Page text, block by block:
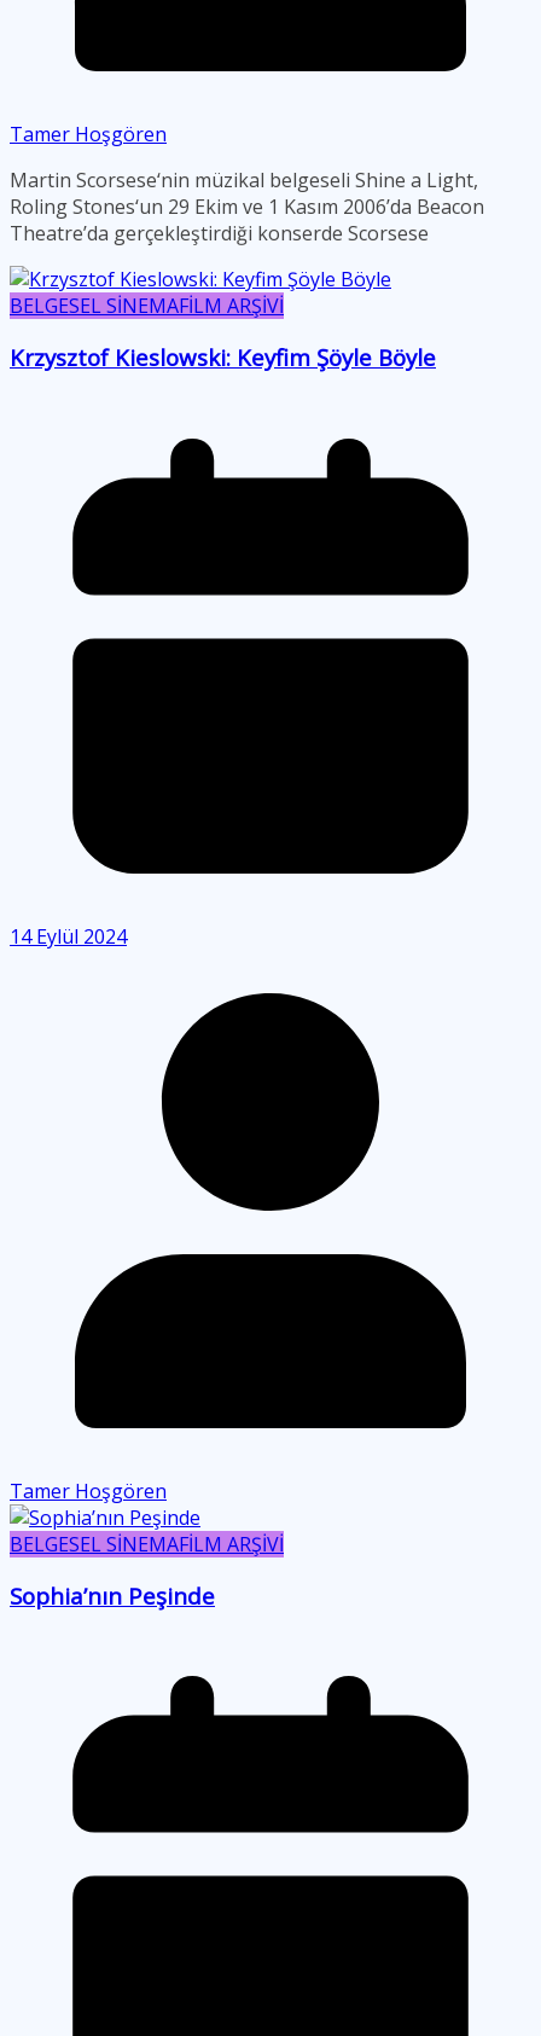
Tamer Hoşgören
Martin Scorsese‘nin müzikal belgeseli Shine a Light,
Roling Stones‘un 29 Ekim ve 1 Kasım 2006’da Beacon
Theatre’da gerçekleştirdiği konserde Scorsese
BELGESEL SİNEMAFİLM ARŞİVİ
Krzysztof Kieslowski: Keyfim Şöyle Böyle
14 Eylül 2024
Tamer Hoşgören
BELGESEL SİNEMAFİLM ARŞİVİ
Sophia’nın Peşinde